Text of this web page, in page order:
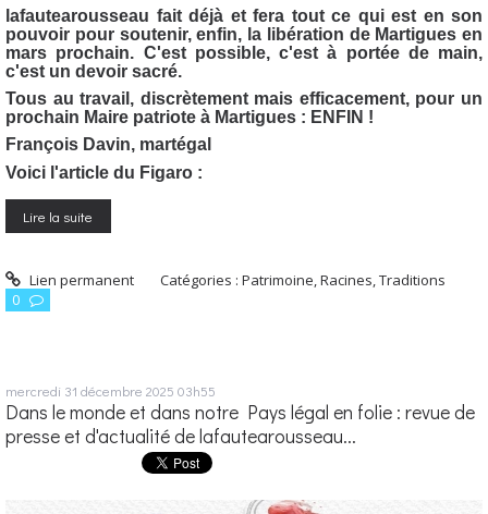
lafautearousseau fait déjà et fera tout ce qui est en son
pouvoir pour soutenir, enfin, la libération de Martigues en
mars prochain. C'est possible, c'est à portée de main,
c'est un devoir sacré.
Tous au travail, discrètement mais efficacement, pour un
prochain Maire patriote à Martigues : ENFIN !
François Davin, martégal
Voici l'article du Figaro :
Lire la suite
Lien permanent Catégories :Patrimoine, Racines, Traditions
0
mercredi 31 décembre 2025 03h55
Dans le monde et dans notre Pays légal en folie : revue de
presse et d'actualité de lafautearousseau...